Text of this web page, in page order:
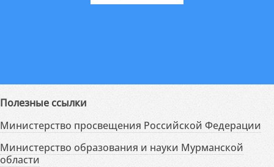
Полезные ссылки
Министерство просвещения Российской Федерации
Министерство образования и науки Мурманской
области